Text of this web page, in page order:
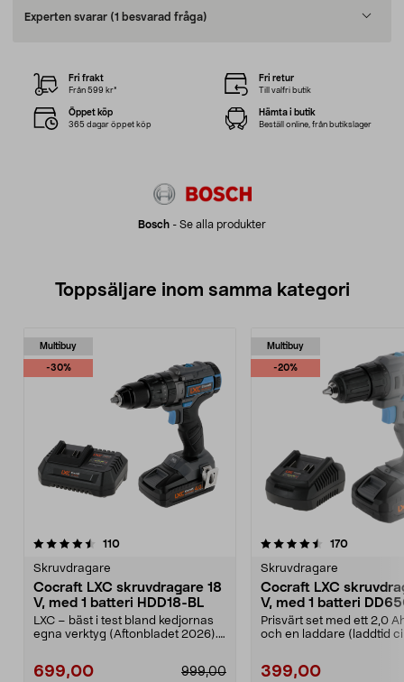
Experten svarar (1 besvarad fråga)
Bosch - Se alla produkter
Fri frakt
Från 599 kr*
Fri retur
Till valfri butik
Öppet köp
365 dagar öppet köp
Hämta i butik
Beställ online, från butikslager
Toppsäljare inom samma kategori
Multibuy
-30%
110recensioner
Skruvdragare
Cocraft LXC skruvdragare 18
V, med 1 batteri HDD18-BL
LXC – bäst i test bland kedjornas
egna verktyg (Aftonbladet 2026).
699,00 999,00
Multibuy
-20%
4.5 av 5 stjärnor 170
Skruvdragare
Cocraft LXC
V, med 1 batteri
Prisvärt set med ett 2,0
och en laddare (laddtid
399,00
4.5 av 5 stjärnor